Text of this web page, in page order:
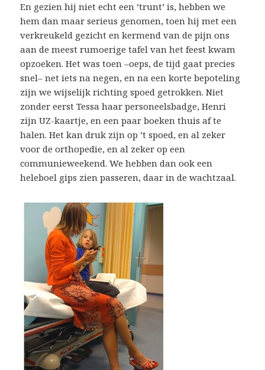
En gezien hij niet echt een ’trunt’ is, hebben we
hem dan maar serieus genomen, toen hij met een
verkreukeld gezicht en kermend van de pijn ons
aan de meest rumoerige tafel van het feest kwam
opzoeken. Het was toen –oeps, de tijd gaat precies
snel– net iets na negen, en na een korte bepoteling
zijn we wijselijk richting spoed getrokken. Niet
zonder eerst Tessa haar personeelsbadge, Henri
zijn UZ-kaartje, en een paar boeken thuis af te
halen. Het kan druk zijn op ’t spoed, en al zeker
voor de orthopedie, en al zeker op een
communieweekend. We hebben dan ook een
heleboel gips zien passeren, daar in de wachtzaal.